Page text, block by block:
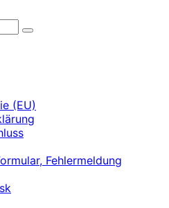
(EU)
Fehlermeldung